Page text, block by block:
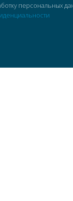
персональных